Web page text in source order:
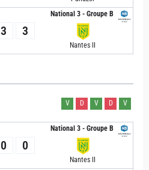
National 3 - Groupe B
3 3
Nantes II
V D V D V
National 3 - Groupe B
0 0
Nantes II